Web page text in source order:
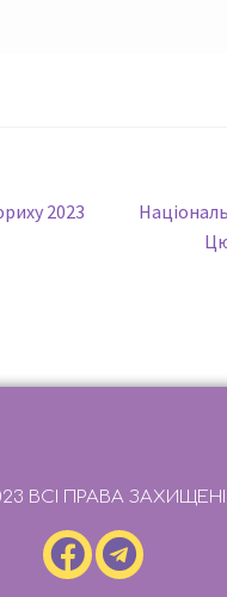
2023
ВСІ ПРАВА ЗАХИЩЕНІ